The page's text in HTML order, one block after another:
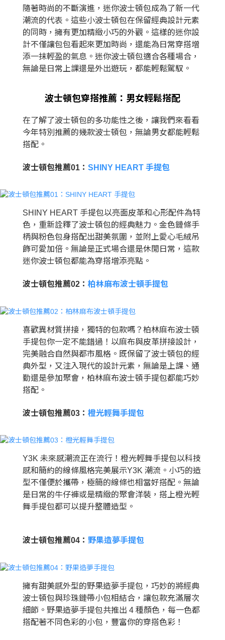
隨著時尚的不斷演進，迷你波士頓包成為了新一代
潮流的代表。這些小波士頓包在保留經典設計元素
的同時，擁有更加精緻小巧的外觀。這樣的迷你設
計不僅讓包包看起來更加時尚，還能為日常穿搭增
添一抹輕盈的氣息。迷你波士頓包適合各種場合，
無論是日常上課還是外出遊玩，都能輕鬆駕馭。
波士頓包穿搭推薦：男女輕鬆搭配
在了解了波士頓包的多功能性之後，讓我們來看看
今年特別推薦的幾款波士頓包，無論男女都能輕鬆
搭配。
波士頓包推薦01： SHINY HEART 手提包
SHINY HEART 手提包以亮面皮革和心形配件為特
色，重新詮釋了波士頓包的經典魅力。金色鏈條手
柄與粉色包身搭配出甜美氛圍，並附上愛心毛絨吊
飾可愛加倍。無論是正式場合還是休閒日常，這款
迷你波士頓包都能為穿搭增添亮點。
波士頓包推薦02： 柏林麻布波士頓手提包
喜歡異材質拼接，獨特的包款嗎？柏林麻布波士頓
手提包你一定不能錯過！以麻布與皮革拼接設計，
完美融合自然與都市風格。既保留了波士頓包的經
典外型，又注入現代的設計元素，無論是上課、通
勤還是參加聚會，柏林麻布波士頓手提包都能巧妙
搭配。
波士頓包推薦03： 橙光輕舞手提包
Y3K 未來感潮流正在流行！橙光輕舞手提包以科技
感和簡約的線條風格完美展示Y3K 潮流。小巧的造
型不僅便於攜帶，極簡的線條也相當好搭配。無論
是日常的牛仔褲或是精緻的聚會洋裝，搭上橙光輕
舞手提包都可以提升整體造型。
波士頓包推薦04： 野果造夢手提包
擁有甜美感外型的野果造夢手提包，巧妙的將經典
波士頓包與珍珠鏈帶小包相結合，讓包款充滿層次
細節。野果造夢手提包共推出 4 種顏色，每一色都
搭配著不同色彩的小包，豐富你的穿搭色彩！